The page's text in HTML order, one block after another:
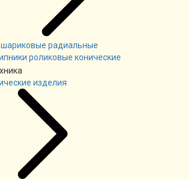
шариковые радиальные
роликовые конические
изделия